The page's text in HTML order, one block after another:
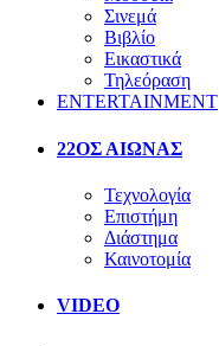
Σινεμά
Βιβλίο
Εικαστικά
Τηλεόραση
ENTERTAINMENT
22ΟΣ ΑΙΩΝΑΣ
Τεχνολογία
Επιστήμη
Διάστημα
Καινοτομία
VIDEO